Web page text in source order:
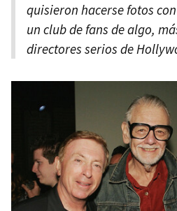
quisieron hacerse fotos
un club de fans de algo,
directores serios de